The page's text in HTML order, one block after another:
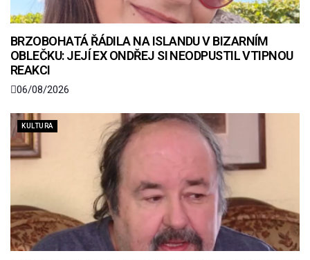
BRZOBOHATÁ ŘÁDILA NA ISLANDU V BIZARNÍM
OBLEČKU: JEJÍ EX ONDŘEJ SI NEODPUSTIL VTIPNOU
REAKCI
06/08/2026
KULTURA